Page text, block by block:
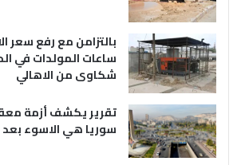
بالتزامن مع رفع سعر
ساعات المولدات في
شكاوى من الاهالي
تقرير يكشف أزمة
سوريا هي الاسوء بعد